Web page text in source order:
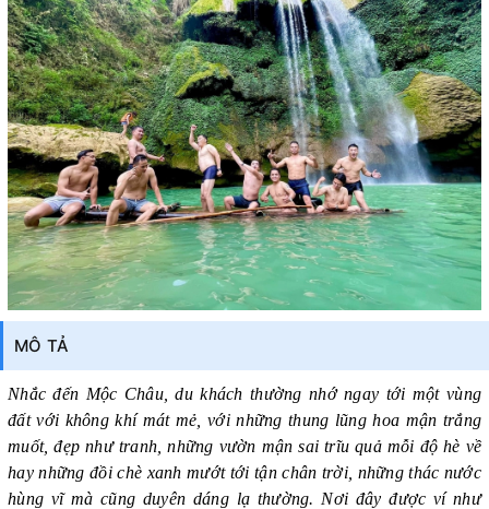
MÔ TẢ
Nhắc đến Mộc Châu, du khách thường nhớ ngay tới một vùng
đất với không khí mát mẻ, với những thung lũng hoa mận trắng
muốt, đẹp như tranh, những vườn mận sai trĩu quả mỗi độ hè về
hay những đồi chè xanh mướt tới tận chân trời, những thác nước
hùng vĩ mà cũng duyên dáng lạ thường. Nơi đây được ví như